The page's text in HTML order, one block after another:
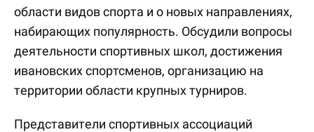
области видов спорта и о новых направлениях,
набирающих популярность. Обсудили вопросы
деятельности спортивных школ, достижения
ивановских спортсменов, организацию на
территории области крупных турниров.
Представители спортивных ассоциаций